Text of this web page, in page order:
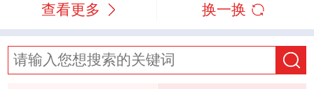
查看更多 换一换